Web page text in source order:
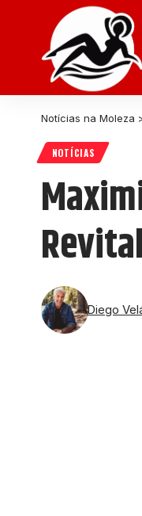
Notícias na Moleza
NOTÍCIAS
Diego